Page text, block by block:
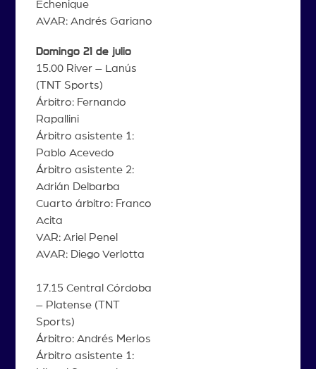
Echenique
AVAR: Andrés Gariano
Domingo 21 de julio
15.00 River – Lanús
(TNT Sports)
Árbitro: Fernando
Rapallini
Árbitro asistente 1:
Pablo Acevedo
Árbitro asistente 2:
Adrián Delbarba
Cuarto árbitro: Franco
Acita
VAR: Ariel Penel
AVAR: Diego Verlotta
17.15 Central Córdoba
– Platense (TNT
Sports)
Árbitro: Andrés Merlos
Árbitro asistente 1: